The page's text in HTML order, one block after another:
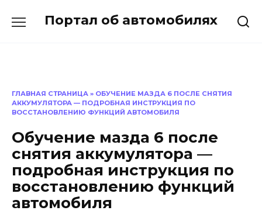
Портал об автомобилях
ГЛАВНАЯ СТРАНИЦА » ОБУЧЕНИЕ МАЗДА 6 ПОСЛЕ СНЯТИЯ
АККУМУЛЯТОРА — ПОДРОБНАЯ ИНСТРУКЦИЯ ПО
ВОССТАНОВЛЕНИЮ ФУНКЦИЙ АВТОМОБИЛЯ
Обучение мазда 6 после
снятия аккумулятора —
подробная инструкция по
восстановлению функций
автомобиля